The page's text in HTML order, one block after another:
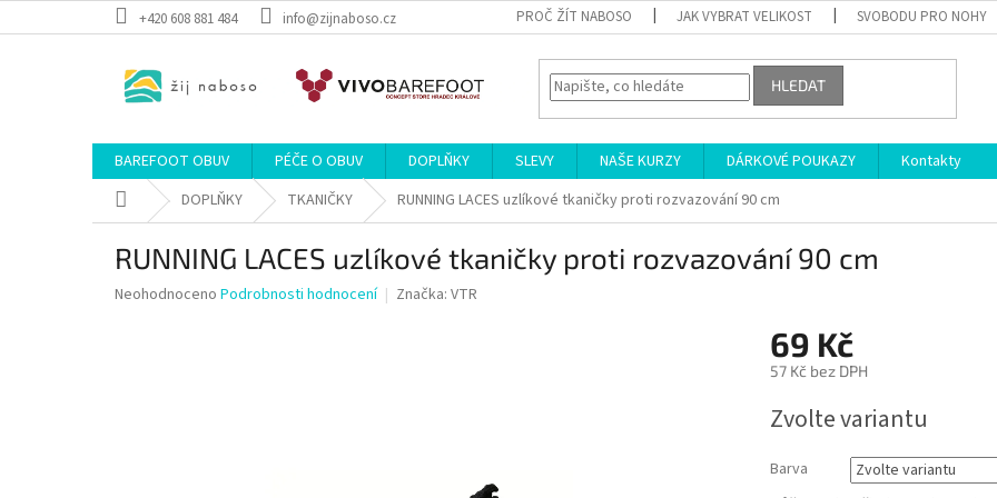
na
+420 608 881 484 info@zijnaboso.cz PROČ ŽÍT NABOSO JAK VYBRAT VELIKOST SVOBODU PRO NOHY
HLEDAT
BAREFOOT OBUV PÉČE O OBUV DOPLŇKY SLEVY NAŠE KURZY DÁRKOVÉ POUKAZY
Kontakty
Domů DOPLŇKY TKANIČKY RUNNING LACES uzlíkové tkaničky proti rozvazování 90 cm
RUNNING LACES uzlíkové tkaničky proti rozvazování 90 cm
Průměrné
Neohodnoceno Podrobnosti hodnocení Značka: VTR
69 Kč
57 Kč bez DPH
cena:
Zvolte variantu
Barva